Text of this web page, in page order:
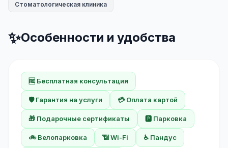
Стоматологическая клиника
✨Особенности и удобства
🆓 Бесплатная консультация
🛡️ Гарантия на услуги 💳 Оплата картой
🎁 Подарочные сертификаты 🅿️ Парковка
🚲 Велопарковка 📶 Wi-Fi ♿ Пандус